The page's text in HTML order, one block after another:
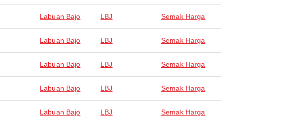
Labuan Bajo LBJ Semak Harga
Labuan Bajo LBJ Semak Harga
Labuan Bajo LBJ Semak Harga
Labuan Bajo LBJ Semak Harga
Labuan Bajo LBJ Semak Harga